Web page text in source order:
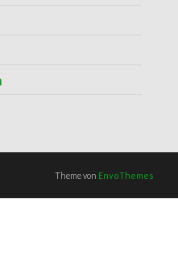
Theme von EnvoThemes